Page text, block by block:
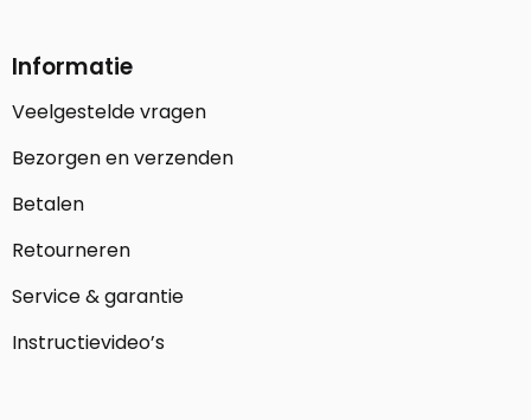
Informatie
Veelgestelde vragen
Bezorgen en verzenden
Betalen
Retourneren
Service & garantie
Instructievideo’s